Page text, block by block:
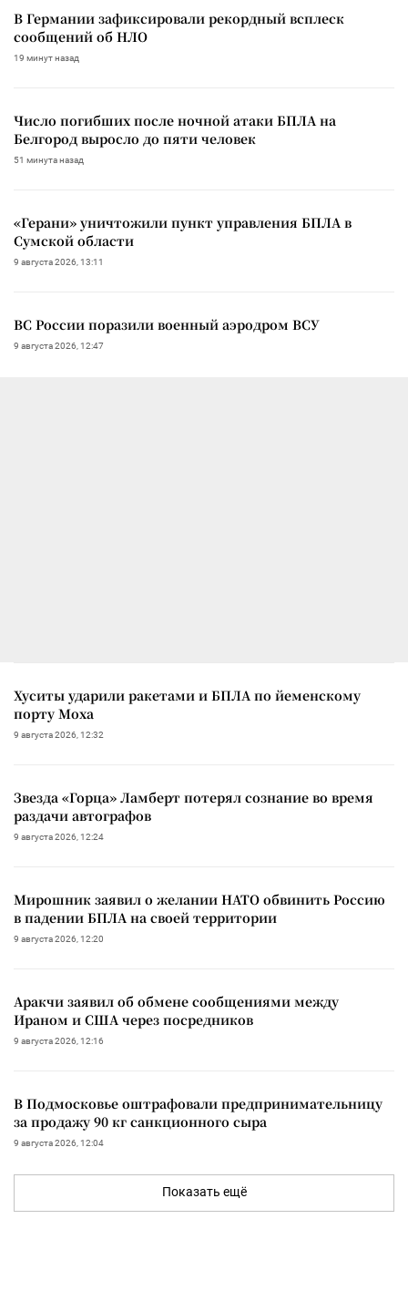
В Германии зафиксировали рекордный всплеск
сообщений об НЛО
19 минут назад
Число погибших после ночной атаки БПЛА на
Белгород выросло до пяти человек
51 минута назад
«Герани» уничтожили пункт управления БПЛА в
Сумской области
9 августа 2026, 13:11
ВС России поразили военный аэродром ВСУ
9 августа 2026, 12:47
Хуситы ударили ракетами и БПЛА по йеменскому
порту Моха
9 августа 2026, 12:32
Звезда «Горца» Ламберт потерял сознание во время
раздачи автографов
9 августа 2026, 12:24
Мирошник заявил о желании НАТО обвинить Россию
в падении БПЛА на своей территории
9 августа 2026, 12:20
Аракчи заявил об обмене сообщениями между
Ираном и США через посредников
9 августа 2026, 12:16
В Подмосковье оштрафовали предпринимательницу
за продажу 90 кг санкционного сыра
9 августа 2026, 12:04
Показать ещё